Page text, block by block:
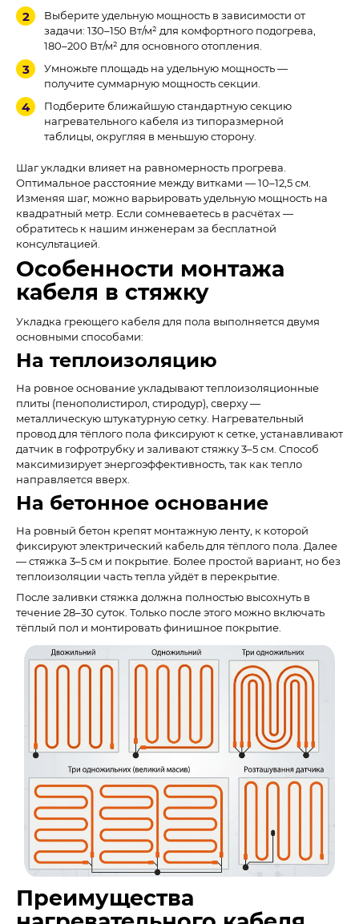
Выберите удельную мощность в зависимости от
задачи: 130–150 Вт/м² для комфортного подогрева,
180–200 Вт/м² для основного отопления.
Умножьте площадь на удельную мощность —
получите суммарную мощность секции.
Подберите ближайшую стандартную секцию
нагревательного кабеля из типоразмерной
таблицы, округляя в меньшую сторону.
Шаг укладки влияет на равномерность прогрева.
Оптимальное расстояние между витками — 10–12,5 см.
Изменяя шаг, можно варьировать удельную мощность на
квадратный метр. Если сомневаетесь в расчётах —
обратитесь к нашим инженерам за бесплатной
консультацией.
Особенности монтажа
кабеля в стяжку
Укладка греющего кабеля для пола выполняется двумя
основными способами:
На теплоизоляцию
На ровное основание укладывают теплоизоляционные
плиты (пенополистирол, стиродур), сверху —
металлическую штукатурную сетку. Нагревательный
провод для тёплого пола фиксируют к сетке, устанавливают
датчик в гофротрубку и заливают стяжку 3–5 см. Способ
максимизирует энергоэффективность, так как тепло
направляется вверх.
На бетонное основание
На ровный бетон крепят монтажную ленту, к которой
фиксируют электрический кабель для тёплого пола. Далее
— стяжка 3–5 см и покрытие. Более простой вариант, но без
теплоизоляции часть тепла уйдёт в перекрытие.
После заливки стяжка должна полностью высохнуть в
течение 28–30 суток. Только после этого можно включать
тёплый пол и монтировать финишное покрытие.
Преимущества